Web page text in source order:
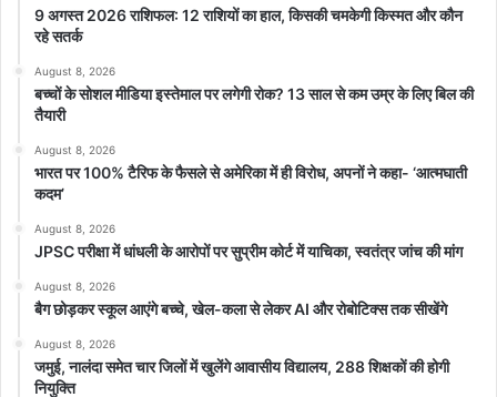
9 अगस्त 2026 राशिफल: 12 राशियों का हाल, किसकी चमकेगी किस्मत और कौन
रहे सतर्क
August 8, 2026
बच्चों के सोशल मीडिया इस्तेमाल पर लगेगी रोक? 13 साल से कम उम्र के लिए बिल की
तैयारी
August 8, 2026
भारत पर 100% टैरिफ के फैसले से अमेरिका में ही विरोध, अपनों ने कहा- ‘आत्मघाती
कदम’
August 8, 2026
JPSC परीक्षा में धांधली के आरोपों पर सुप्रीम कोर्ट में याचिका, स्वतंत्र जांच की मांग
August 8, 2026
बैग छोड़कर स्कूल आएंगे बच्चे, खेल-कला से लेकर AI और रोबोटिक्स तक सीखेंगे
August 8, 2026
जमुई, नालंदा समेत चार जिलों में खुलेंगे आवासीय विद्यालय, 288 शिक्षकों की होगी
नियुक्ति